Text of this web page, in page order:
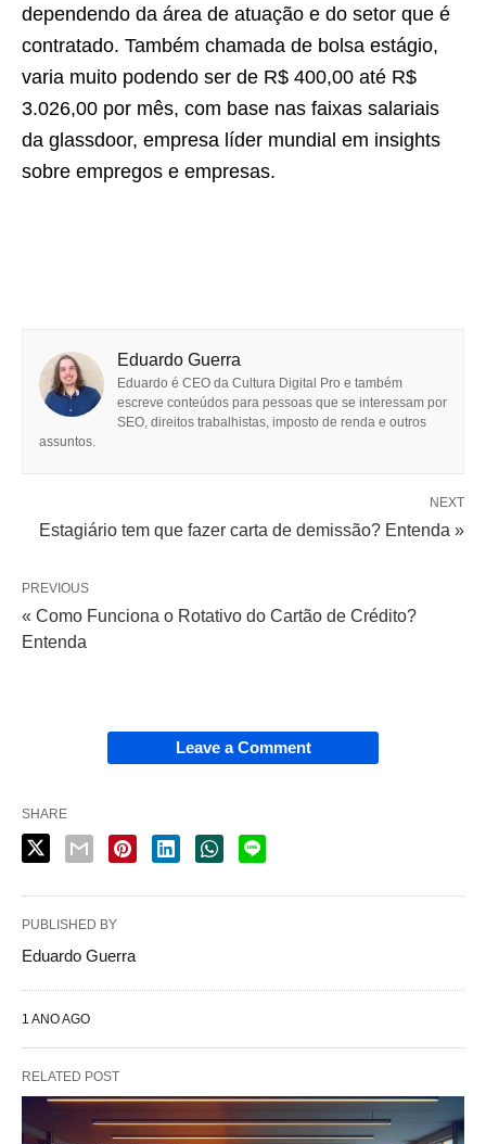
dependendo da área de atuação e do setor que é
contratado. Também chamada de bolsa estágio,
varia muito podendo ser de R$ 400,00 até R$
3.026,00 por mês, com base nas faixas salariais
da glassdoor, empresa líder mundial em insights
sobre empregos e empresas.
Eduardo Guerra
Eduardo é CEO da Cultura Digital Pro e também
escreve conteúdos para pessoas que se interessam por
SEO, direitos trabalhistas, imposto de renda e outros
assuntos.
NEXT
Estagiário tem que fazer carta de demissão? Entenda »
PREVIOUS
« Como Funciona o Rotativo do Cartão de Crédito?
Entenda
Leave a Comment
SHARE
PUBLISHED BY
Eduardo Guerra
1 ANO AGO
RELATED POST